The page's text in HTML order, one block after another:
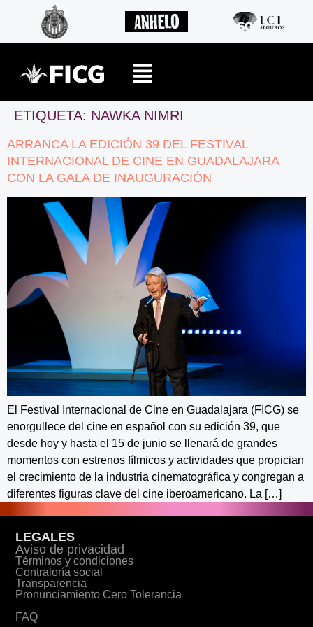
ETIQUETA: NAWKA NIMRI
ARRANCA LA EDICIÓN 39 DEL FESTIVAL
INTERNACIONAL DE CINE EN GUADALAJARA
CON LA GALA DE INAUGURACIÓN
El Festival Internacional de Cine en Guadalajara (FICG) se
enorgullece del cine en español con su edición 39, que
desde hoy y hasta el 15 de junio se llenará de grandes
momentos con estrenos fílmicos y actividades que propician
el crecimiento de la industria cinematográfica y congregan a
diferentes figuras clave del cine iberoamericano. La […]
LEGALES
Aviso de privacidad
Términos y condiciones
Contraloría social
Transparencia
Pronunciamiento Cero Tolerancia
FAQ